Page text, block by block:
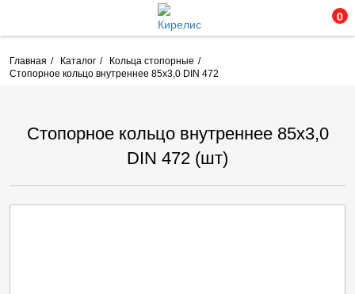
0
Главная Каталог
Кольца стопорные
Стопорное кольцо внутреннее 85х3,0 DIN 472
Стопорное кольцо внутреннее 85х3,0
DIN 472 (шт)